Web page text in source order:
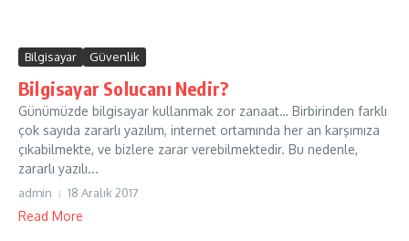
Bilgisayar Güvenlik
Bilgisayar Solucanı Nedir?
Günümüzde bilgisayar kullanmak zor zanaat… Birbirinden farklı
çok sayıda zararlı yazılım, internet ortamında her an karşımıza
çıkabilmekte, ve bizlere zarar verebilmektedir. Bu nedenle,
zararlı yazılı...
admin 18 Aralık 2017
Read More